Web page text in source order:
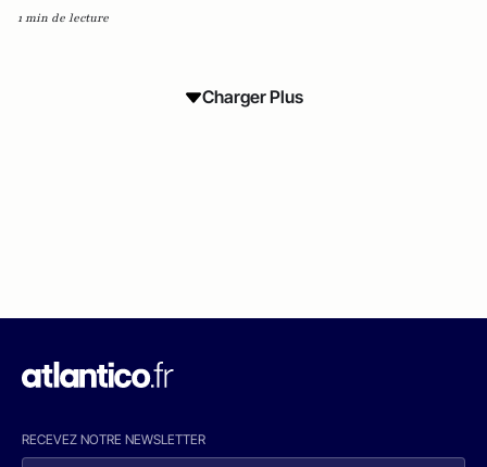
1 min de lecture
Charger Plus
RECEVEZ NOTRE NEWSLETTER